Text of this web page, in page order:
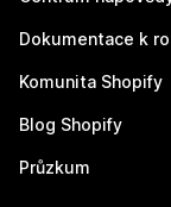
Dokumentace k
Komunita Shopify
Blog Shopify
Průzkum